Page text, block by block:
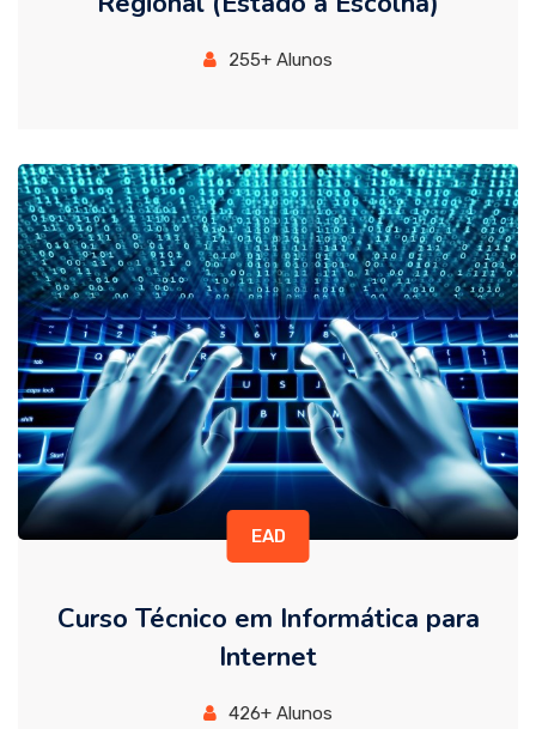
255+ Alunos
EAD
Curso Técnico em Informática para
Internet
426+ Alunos